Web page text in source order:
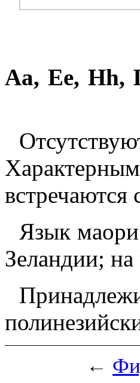
Aa, Ee, Hh,
Язык
Зеландии;
←